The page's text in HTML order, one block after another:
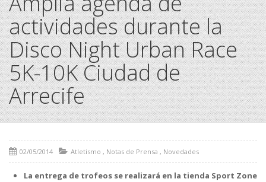
actividades durante la
Disco Night Urban Race
5K-10K Ciudad de
Arrecife
02/05/2014 Atletismo , Notas de Prensa , Novedades
La entrega de trofeos se realizará en la tienda Sport Zone